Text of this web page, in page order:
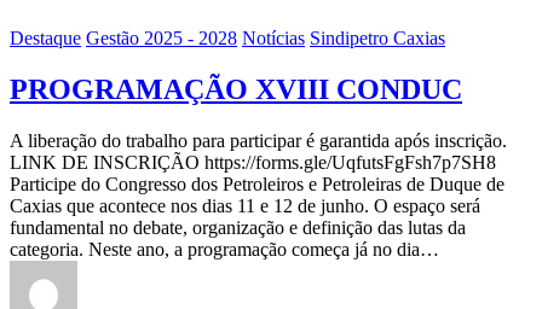
Destaque Gestão 2025 - 2028 Notícias Sindipetro Caxias
PROGRAMAÇÃO XVIII CONDUC
A liberação do trabalho para participar é garantida após inscrição.
LINK DE INSCRIÇÃO https://forms.gle/UqfutsFgFsh7p7SH8
Participe do Congresso dos Petroleiros e Petroleiras de Duque de
Caxias que acontece nos dias 11 e 12 de junho. O espaço será
fundamental no debate, organização e definição das lutas da
categoria. Neste ano, a programação começa já no dia…